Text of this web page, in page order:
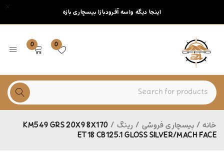
اینجا دیگه واسه آفرودبازا بیسچاری بازه
0
0
خانه / بیسچاری فروشی / رینگ /
KM549 GRS 20X9 8X170
ET18 CB125.1 GLOSS SILVER/MACH FACE